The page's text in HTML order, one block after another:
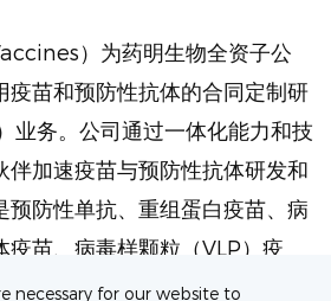
）为药明生物全资子公
疫苗和预防性抗体的合同定制研
业务。公司通过一体化能力和技
伴加速疫苗与预防性抗体研发和
预防性单抗、重组蛋白疫苗、病
疫苗、病毒样颗粒（VLP）疫
）疫苗、核酸疫苗还是结合疫
necessary for our website to